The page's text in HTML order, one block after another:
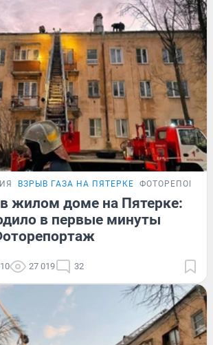
ВЗРЫВ ГАЗА НА ПЯТЕРКЕ
жилом доме на Пятерке:
в первые минуты
27 019 32